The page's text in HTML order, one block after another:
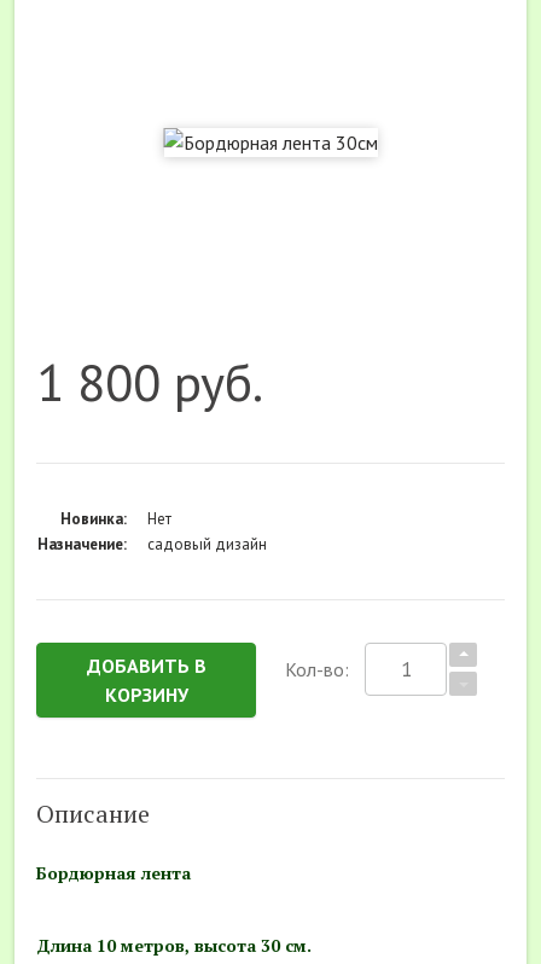
1 800 руб.
Новинка:
Нет
Назначение:
садовый дизайн
ДОБАВИТЬ В
КОРЗИНУ
Кол-во:
Описание
Бордюрная лента
Длина 10 метров, высота 30 см.